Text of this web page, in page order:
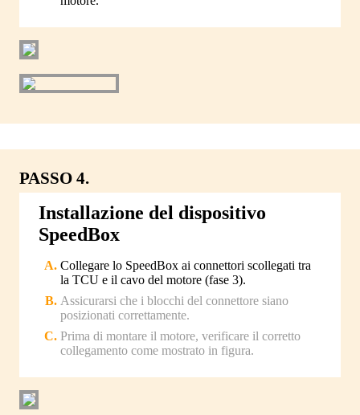
PASSO 4.
Installazione del dispositivo
SpeedBox
Collegare lo SpeedBox ai connettori scollegati tra
la TCU e il cavo del motore (fase 3).
Assicurarsi che i blocchi del connettore siano
posizionati correttamente.
Prima di montare il motore, verificare il corretto
collegamento come mostrato in figura.